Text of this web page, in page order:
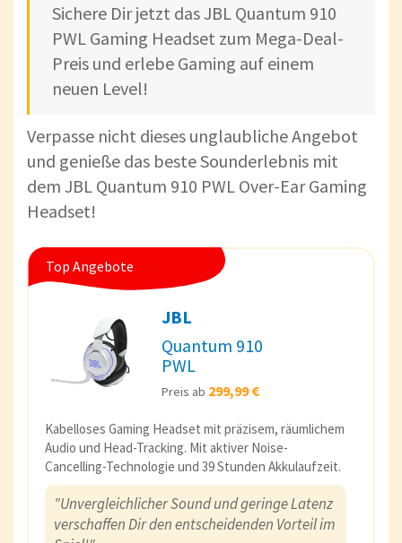
Sichere Dir jetzt das JBL Quantum 910
PWL Gaming Headset zum Mega-Deal-
Preis und erlebe Gaming auf einem
neuen Level!
Verpasse nicht dieses unglaubliche Angebot
und genieße das beste Sounderlebnis mit
dem JBL Quantum 910 PWL Over-Ear Gaming
Headset!
Top Angebote
JBL
Quantum 910
PWL
Preis ab 299,99 €
Kabelloses Gaming Headset mit präzisem, räumlichem
Audio und Head-Tracking. Mit aktiver Noise-
Cancelling-Technologie und 39 Stunden Akkulaufzeit.
"Unvergleichlicher Sound und geringe Latenz
verschaffen Dir den entscheidenden Vorteil im